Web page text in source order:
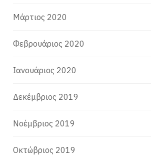
Μάρτιος 2020
Φεβρουάριος 2020
Ιανουάριος 2020
Δεκέμβριος 2019
Νοέμβριος 2019
Οκτώβριος 2019